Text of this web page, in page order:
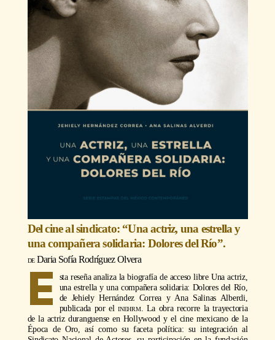
Del cine al sindicato: “Una actriz, una estrella y
una compañera solidaria: Dolores del Río”.
Daria Sofía Rodríguez Olvera
E
sta reseña analiza la biografía de acceso libre Una actriz,
una estrella y una compañera solidaria: Dolores del Río,
de Jehiely Hernández Correa y Ana Salinas Alberdi,
publicada por elinehrm. La obra recorre la trayectoria
de la actriz duranguense en Hollywood y el cine mexicano de la
Época de Oro, así como su faceta política: su integración al